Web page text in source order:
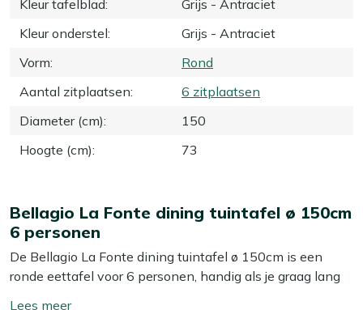
Kleur tafelblad:
Grijs - Antraciet
Kleur onderstel:
Grijs - Antraciet
Vorm:
Rond
Aantal zitplaatsen:
6 zitplaatsen
Diameter (cm):
150
Hoogte (cm): 73
Bellagio La Fonte dining tuintafel ø 150cm
6 personen
De Bellagio La Fonte dining tuintafel ø 150cm is een
ronde eettafel voor 6 personen, handig als je graag lang
Toon/verberg